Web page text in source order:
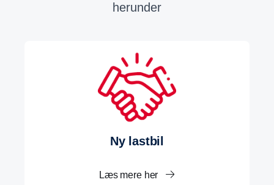
herunder
Ny lastbil
Læs mere her